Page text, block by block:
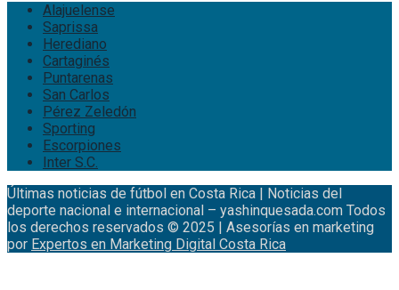
Alajuelense
Saprissa
Herediano
Cartaginés
Puntarenas
San Carlos
Pérez Zeledón
Sporting
Escorpiones
Inter S.C.
Últimas noticias de fútbol en Costa Rica | Noticias del
deporte nacional e internacional – yashinquesada.com Todos
los derechos reservados © 2025 | Asesorías en marketing
por Expertos en Marketing Digital Costa Rica